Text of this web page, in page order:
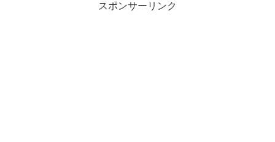
スポンサーリンク